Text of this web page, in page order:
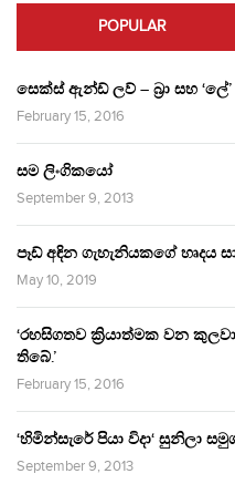
POPULAR
සෙක්ස් ඇන්ඩ් ලව් – බ්‍රා සහ ‘ලේ’
February 15, 2016
සම ලිංගිකයෝ
September 9, 2013
පෑඩ් අඳින ගැහැනියකගේ හෘදය
May 10, 2019
‘රහසිගතව ක්‍රියාත්මක වන
තිබේ.’
February 15, 2016
‘හිමින්සැරේ පියා විදා‘ සුනිලා
September 9, 2013